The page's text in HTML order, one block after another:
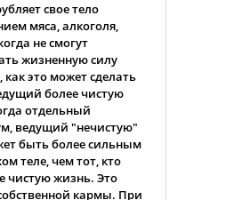
свое тело
мяса, алкоголя,
не смогут
жизненную силу
как это может сделать
более чистую
отдельный
ведущий "нечистую"
быть более сильным
теле, чем тот, кто
чистую жизнь. Это
кармы. При